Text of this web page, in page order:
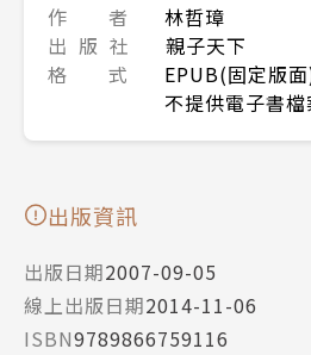
作 者
林哲璋
出 版 社
親子天下
格 式
EPUB(固定版
不提供電子書
出版資訊
出版日期2007-09-05
線上出版日期2014-11-06
ISBN9789866759116